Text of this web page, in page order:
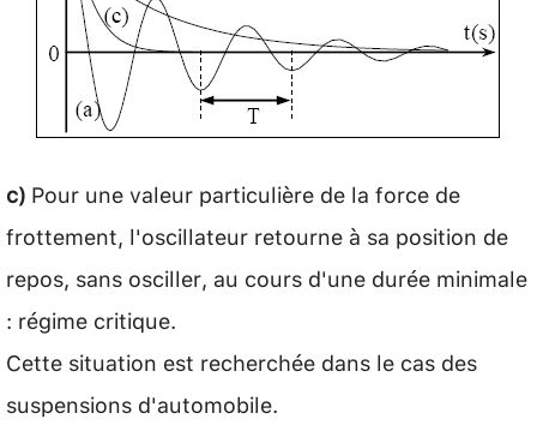
c)Pour une valeur particulière de la force de
frottement, l'oscillateur retourne à sa position de
repos, sans osciller, au cours d'une durée minimale
: régime critique.
Cette situation est recherchée dans le cas des
suspensions d'automobile.